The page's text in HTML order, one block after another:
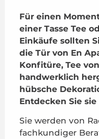
Für einen
einer Tasse Tee
Einkäufe sollten
die Tür von En
Konfitüre, Tee
handwerklich
hübsche
Entdecken Sie sie
Sie werden von
fachkundiger